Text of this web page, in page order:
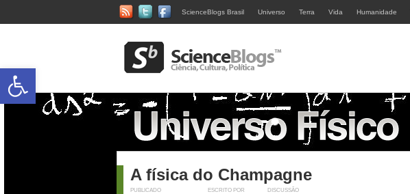
ScienceBlogs Brasil Universo Terra Vida Humanidade
A física do Champagne
PUBLICADO ESCRITO POR DISCUSSÃO
Abrir a barra de ferramentas